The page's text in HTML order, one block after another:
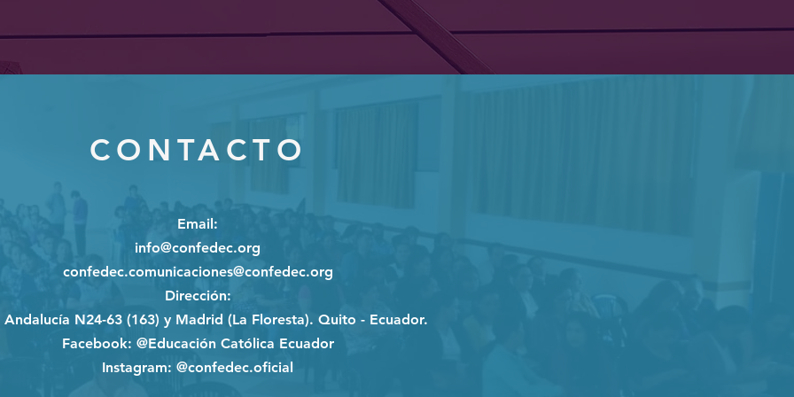
CONTACTO
Email:
info@confedec.org
confedec.comunicaciones@confedec.org
Dirección:
Andalucía N24-63 (163) y Madrid (La Floresta). Quito - Ecuador.
Facebook: @Educación Católica Ecuador
Instagram: @confedec.oficial